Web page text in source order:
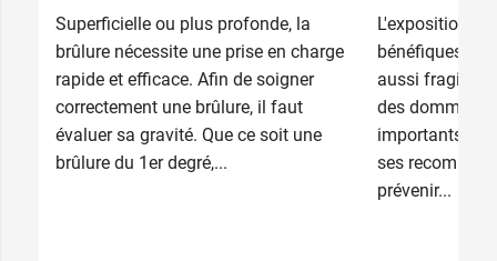
Superficielle ou plus profonde, la
brûlure nécessite une prise en charge
rapide et efficace. Afin de soigner
correctement une brûlure, il faut
évaluer sa gravité. Que ce soit une
brûlure du 1er degré,...
L'exposition
bénéfiques
aussi fragiliser
des
importants.
ses
prévenir...